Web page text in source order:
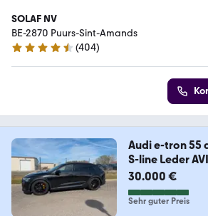
SOLAF NV
BE-2870 Puurs-Sint-Amands
4.5 Sterne
(404)
Audi e-tron 55
S-line Leder
30.000 €
Sehr guter Preis